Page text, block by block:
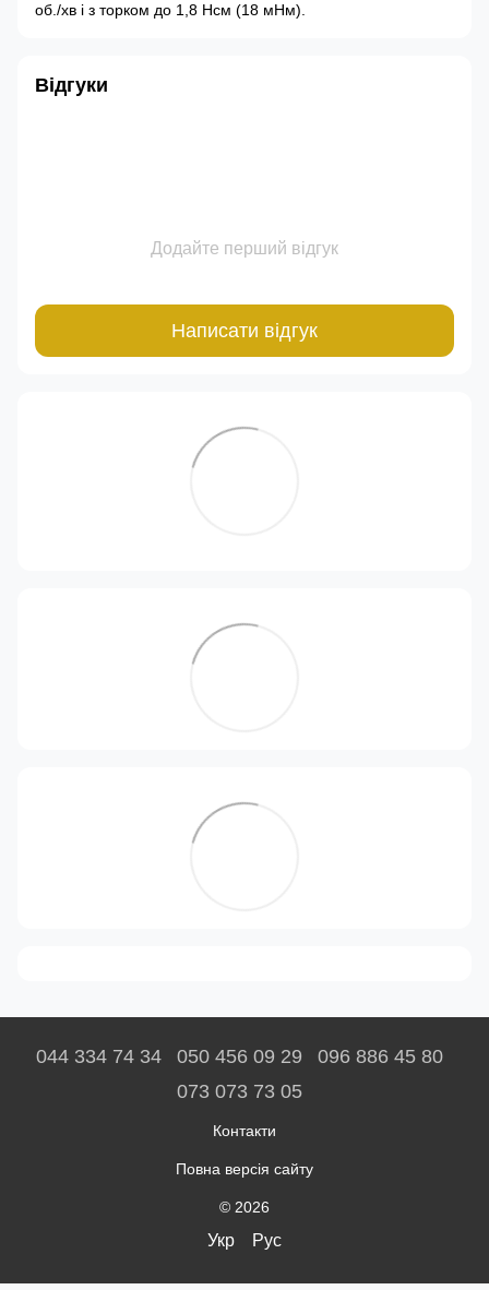
об./хв і з торком до 1,8 Нсм (18 мНм).
Відгуки
Додайте перший відгук
Написати відгук
044 334 74 34 050 456 09 29
096 886 45 80
073 073 73 05
Контакти
Повна версія сайту
© 2026
Укр Рус